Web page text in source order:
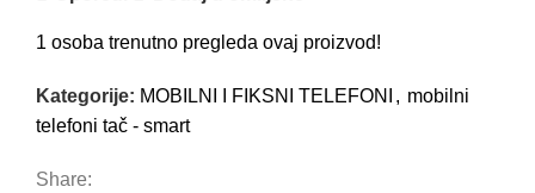
1 osoba trenutno pregleda ovaj proizvod!
Kategorije: MOBILNI I FIKSNI TELEFONI , mobilni
telefoni tač - smart
Share: